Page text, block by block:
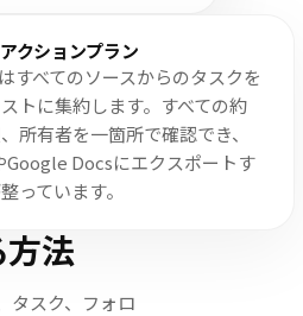
クションプラン
すべてのソースからのタスクを
トに集約します。すべての約
所有者を一箇所で確認でき、
Docsにエクスポートす
っています。
法
タスク、フォロ